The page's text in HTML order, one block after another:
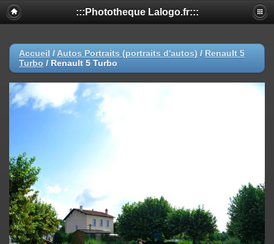
:::Phototheque Lalogo.fr:::
Accueil / Autos Portraits (portraits d'autos) / Renault 5
Turbo / Renault 5 Turbo